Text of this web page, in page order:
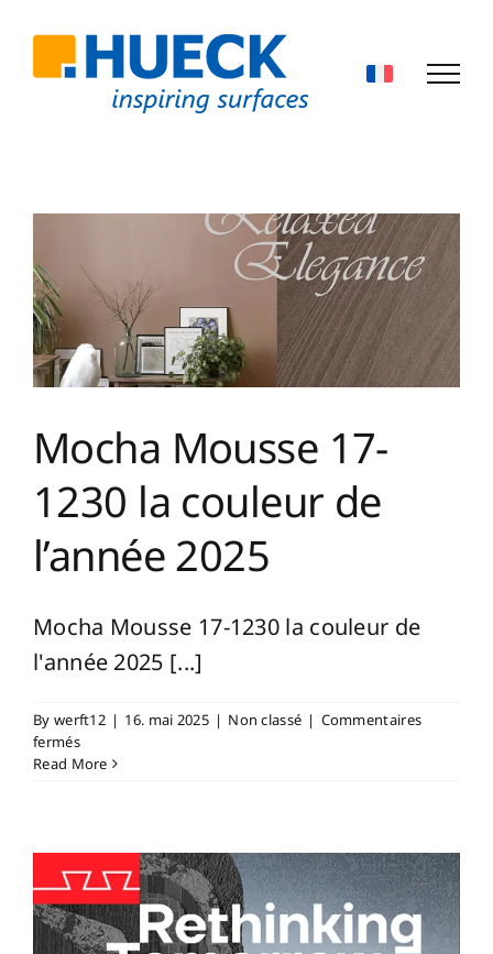
content
Mocha Mousse 17-
1230 la couleur de
l’année 2025
Mocha Mousse 17-1230 la couleur de
l'année 2025 [...]
By werft12 | 16. mai 2025 | Non classé | Commentaires
ferméssur
Mocha
la
couleur
de
l’année
2025
Read More